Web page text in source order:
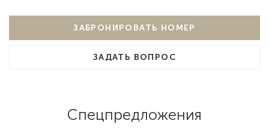
ЗАБРОНИРОВАТЬ НОМЕР
ЗАДАТЬ ВОПРОС
Спецпредложения